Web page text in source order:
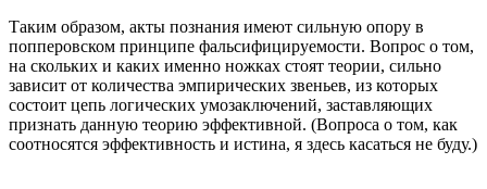
Таким образом, акты познания имеют сильную опору в
попперовском принципе фальсифицируемости. Вопрос о том,
на скольких и каких именно ножках стоят теории, сильно
зависит от количества эмпирических звеньев, из которых
состоит цепь логических умозаключений, заставляющих
признать данную теорию эффективной. (Вопроса о том, как
соотносятся эффективность и истина, я здесь касаться не буду.)